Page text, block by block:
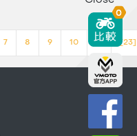
7 8 9 10 >> [23]
0